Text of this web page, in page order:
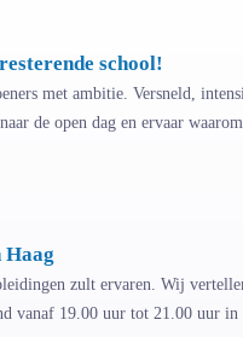
school!
met ambitie. Versneld,
de open dag en ervaar
Haag
zult ervaren. Wij
vanaf 19.00 uur tot 21.00 uur in